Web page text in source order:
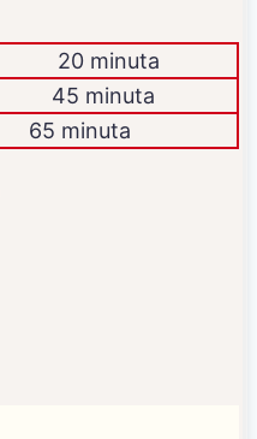
20 minuta
45 minuta
65 minuta